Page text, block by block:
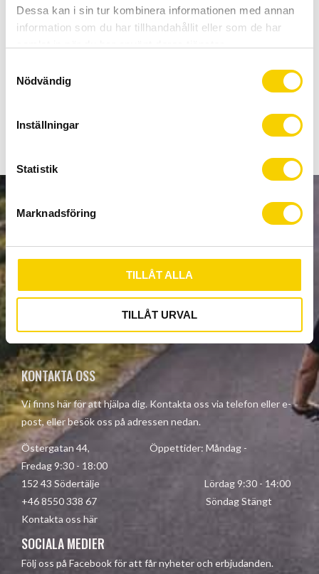
Dessa kan i sin tur kombinera informationen med annan
information som du har tillhandahållit eller som de har
s
v
a
l
Nödvändig
Inställningar
Statistik
Marknadsföring
TILLÅT ALLA
TILLÅT URVAL
Article SKU
2702010001222
Sadel med avlastande hål för cyklister med aggressiv
kroppsvinkel. V2.0:an har sadelräls i ihålig CrMo för bra
Your personal information is processed in accordance with our
KONTAKTA OSS
Vi finns här för att hjälpa dig. Kontakta oss via telefon eller e-
post, eller besök oss på adressen nedan.
Östergatan 44, Öppettider: Måndag -
Fredag 9:30 - 18:00
152 43 Södertälje Lördag 9:30 - 14:00
+46 8550 338 67 Söndag Stängt
Kontakta oss här
SOCIALA MEDIER
Följ oss på Facebook för att får nyheter och erbjudanden.